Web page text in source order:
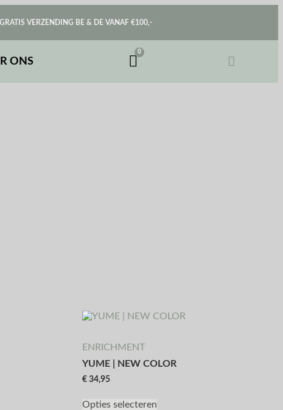
GRATIS VERZENDING BE & DE VANAF €100,-
ONS
ENRICHMENT
YUME | NEW COLOR
€ 34,95
Opties selecteren